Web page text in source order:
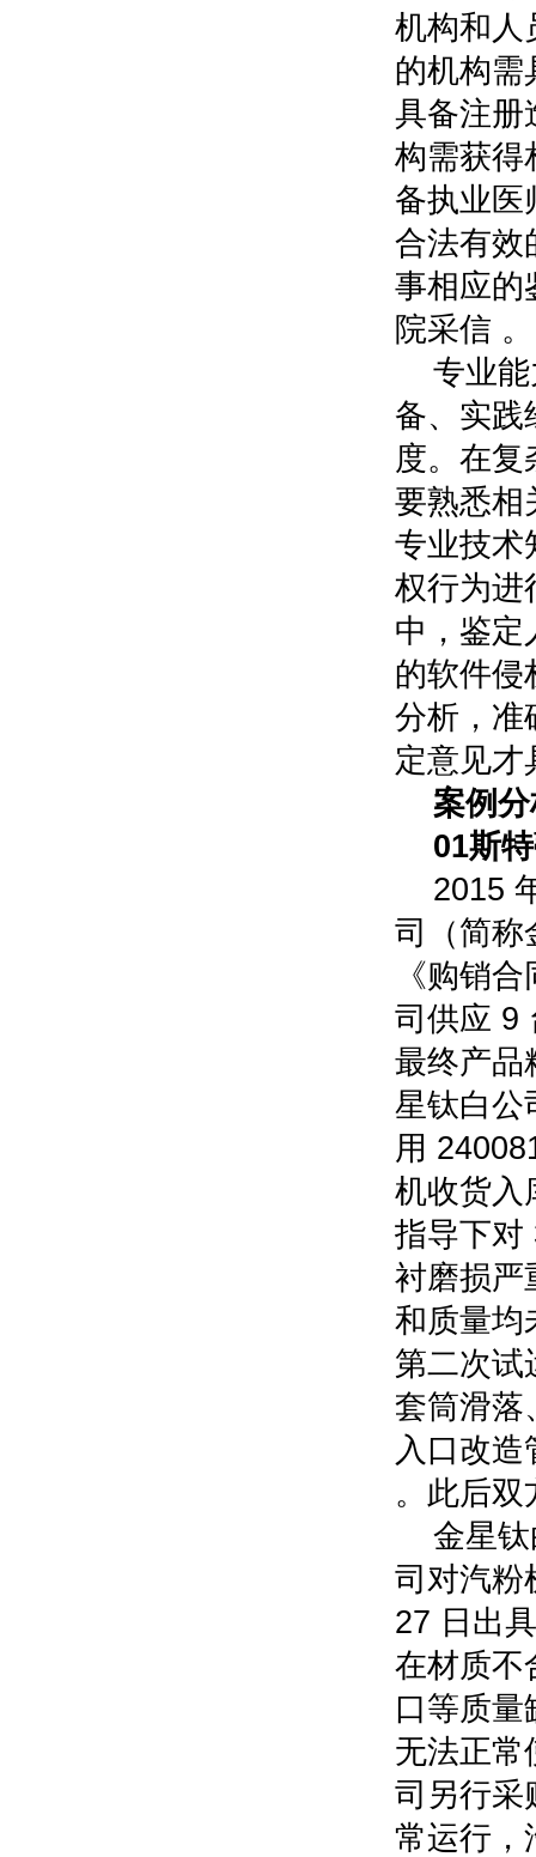
机构和人
的机构需
具备注册
构需获得
备执业医
合法有效
事相应的
院采信 。
专业
备、实践
度。在
要熟悉相
专业技术
权行为进
中，鉴定
的软件侵
分析，准
定意见才
案例
01斯
2015
司（简称
《购销
司供应 9
最终产品
星钛白公
用
机收货入
指导下对
衬磨损严
和质量均
第二次试
套筒滑落
入口改
。此后双
金星
司对汽粉
27 日出
在材质不
口等质量
无法正常
司另行采
常运行，